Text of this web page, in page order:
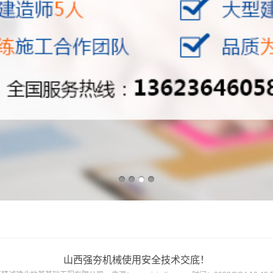
山西强夯机械使用安全技术交底！